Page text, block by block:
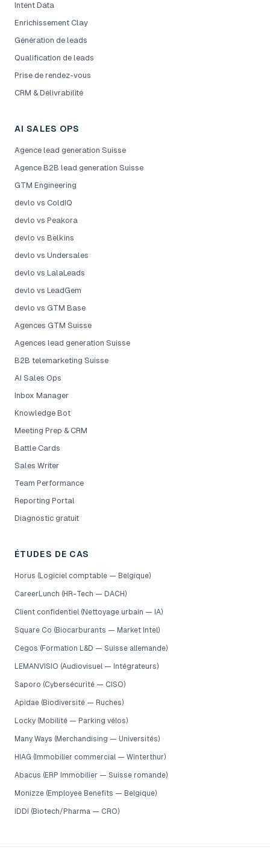
Intent Data
Enrichissement Clay
Génération de leads
Qualification de leads
Prise de rendez-vous
CRM & Délivrabilité
AI SALES OPS
Agence lead generation Suisse
Agence B2B lead generation Suisse
GTM Engineering
devlo vs ColdIQ
devlo vs Peakora
devlo vs Belkins
devlo vs Undersales
devlo vs LalaLeads
devlo vs LeadGem
devlo vs GTM Base
Agences GTM Suisse
Agences lead generation Suisse
B2B telemarketing Suisse
AI Sales Ops
Inbox Manager
Knowledge Bot
Meeting Prep & CRM
Battle Cards
Sales Writer
Team Performance
Reporting Portal
Diagnostic gratuit
ÉTUDES DE CAS
Horus (Logiciel comptable — Belgique)
CareerLunch (HR-Tech — DACH)
Client confidentiel (Nettoyage urbain — IA)
Square Co (Biocarburants — Market Intel)
Cegos (Formation L&D — Suisse allemande)
LEMANVISIO (Audiovisuel — Intégrateurs)
Saporo (Cybersécurité — CISO)
Apidae (Biodiversité — Ruches)
Locky (Mobilité — Parking vélos)
Many Ways (Merchandising — Universités)
HIAG (Immobilier commercial — Winterthur)
Abacus (ERP Immobilier — Suisse romande)
Monizze (Employee Benefits — Belgique)
IDDI (Biotech/Pharma — CRO)